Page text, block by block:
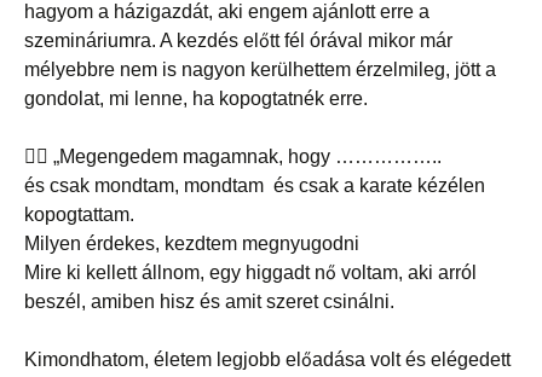
hagyom a házigazdát, aki engem ajánlott erre a
szemináriumra. A kezdés előtt fél órával mikor már
mélyebbre nem is nagyon kerülhettem érzelmileg, jött a
gondolat, mi lenne, ha kopogtatnék erre.
🦸‍♀️ „Megengedem magamnak, hogy ……………..
és csak mondtam, mondtam és csak a karate kézélen
kopogtattam.
Milyen érdekes, kezdtem megnyugodni
Mire ki kellett állnom, egy higgadt nő voltam, aki arról
beszél, amiben hisz és amit szeret csinálni.
Kimondhatom, életem legjobb előadása volt és elégedett